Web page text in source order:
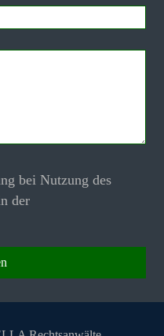
bei Nutzung des
der